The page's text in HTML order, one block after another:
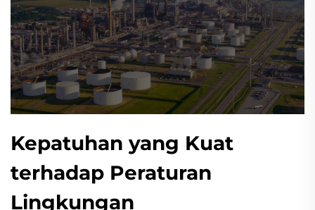
Kepatuhan yang Kuat
terhadap Peraturan
Lingkungan